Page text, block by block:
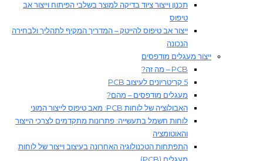
תכנון וייצור ציוד בדיקה למוצר בשלבי הפיתוח וייצור אב
טיפוס
ייצור אב טיפוס להייטק – המדריך המקיף לתהליך ולבחירה
הנכונה
ייצור מעגלים מודפסים
PCB – מה זה?
5 קריטריונים לעיצוב PCB
מעגלים מודפסים – מהם?
האבולוציה של לוחות PCB: מאב טיפוס לייצור המוני
לוחות חשמל בתעשייה: פתרונות מתקדמים לצרכי הייצור
והאוטומציה
התפתחות הטכנולוגיה האחרונה בעיצוב וייצור של לוחות